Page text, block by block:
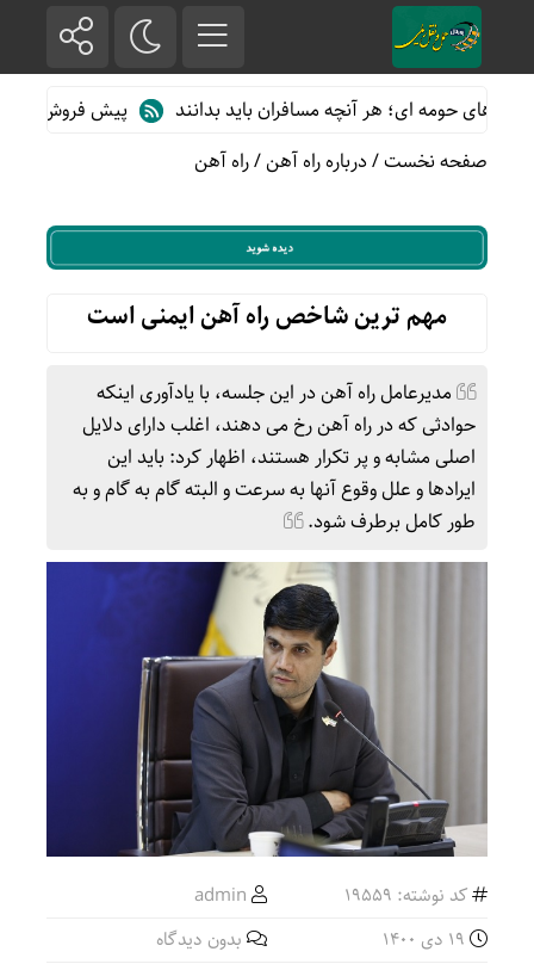
حومه ای؛ هر آنچه مسافران باید بدانند
پیش فروش بلیت
صفحه نخست/درباره راه آهن/راه آهن
مهم ترین شاخص راه آهن ایمنی است
مدیرعامل راه آهن در این جلسه، با یادآوری اینکه
حوادثی که در راه آهن رخ می دهند، اغلب دارای دلایل
اصلی مشابه و پر تکرار هستند، اظهار کرد: باید این
ایرادها و علل وقوع آنها به سرعت و البته گام به گام و به
طور کامل برطرف شود.
کد نوشته: 19559
admin
بدون دیدگاه